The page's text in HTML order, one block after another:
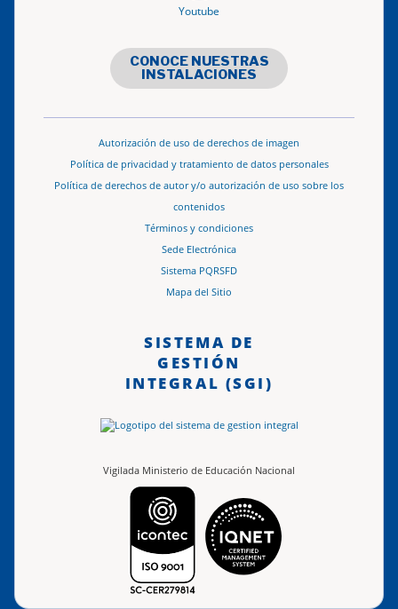
Youtube
CONOCE NUESTRAS
INSTALACIONES
Autorización de uso de derechos de imagen
Política de privacidad y tratamiento de datos personales
Política de derechos de autor y/o autorización de uso sobre los
contenidos
Términos y condiciones
Sede Electrónica
Sistema PQRSFD
Mapa del Sitio
SISTEMA DE
GESTIÓN
INTEGRAL (SGI)
Vigilada Ministerio de Educación Nacional